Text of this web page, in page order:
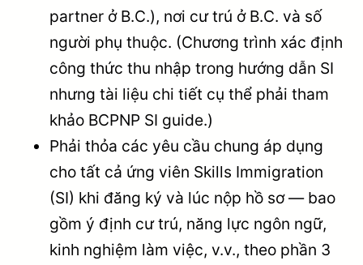
partner ở B.C.), nơi cư trú ở B.C. và số
người phụ thuộc. (Chương trình xác định
công thức thu nhập trong hướng dẫn SI
nhưng tài liệu chi tiết cụ thể phải tham
khảo BCPNP SI guide.)
Phải thỏa các yêu cầu chung áp dụng
cho tất cả ứng viên Skills Immigration
(SI) khi đăng ký và lúc nộp hồ sơ — bao
gồm ý định cư trú, năng lực ngôn ngữ,
kinh nghiệm làm việc, v.v., theo phần 3